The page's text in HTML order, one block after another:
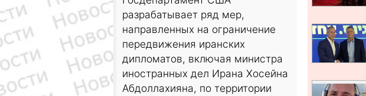
разрабатывает ряд мер,
направленных на ограничение
передвижения иранских
дипломатов, включая министра
иностранных дел Ирана Хосейна
Абдоллахияна, по территории